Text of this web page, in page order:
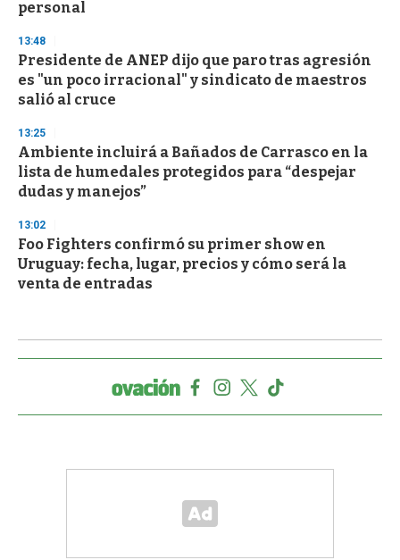
personal
13:48
Presidente de ANEP dijo que paro tras agresión
es "un poco irracional" y sindicato de maestros
salió al cruce
13:25
Ambiente incluirá a Bañados de Carrasco en la
lista de humedales protegidos para “despejar
dudas y manejos”
13:02
Foo Fighters confirmó su primer show en
Uruguay: fecha, lugar, precios y cómo será la
venta de entradas